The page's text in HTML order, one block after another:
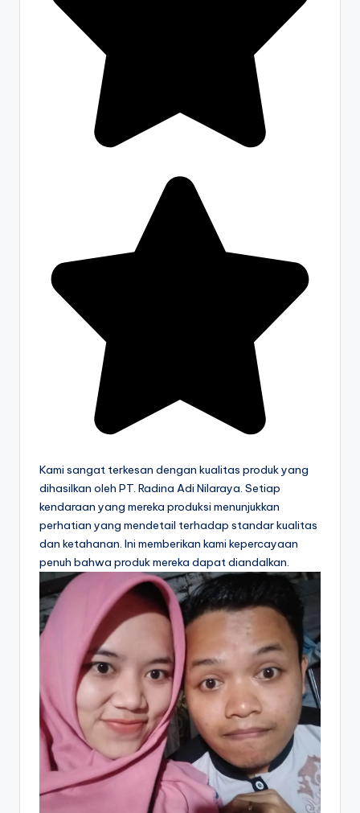
Kami sangat terkesan dengan kualitas produk yang
dihasilkan oleh PT. Radina Adi Nilaraya. Setiap
kendaraan yang mereka produksi menunjukkan
perhatian yang mendetail terhadap standar kualitas
dan ketahanan. Ini memberikan kami kepercayaan
penuh bahwa produk mereka dapat diandalkan.